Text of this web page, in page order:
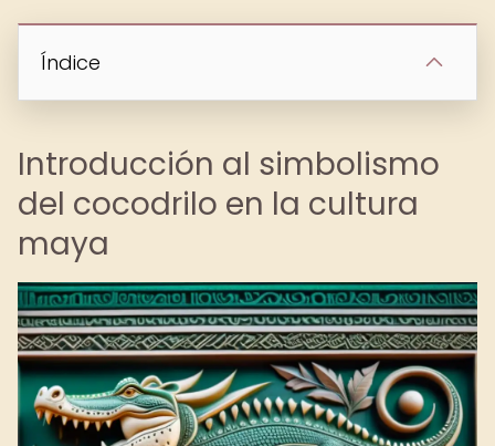
Índice
Introducción al simbolismo
del cocodrilo en la cultura
maya